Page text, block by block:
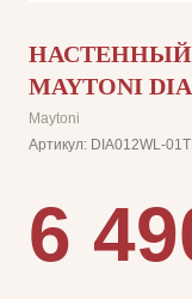
НАСТЕННЫЙ
MAYTONI
Maytoni
Артикул: DIA012WL-
6